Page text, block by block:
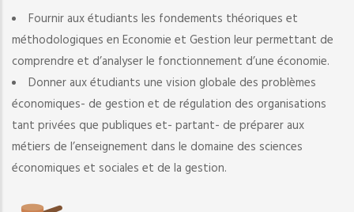
Fournir aux étudiants les fondements théoriques et
méthodologiques en Economie et Gestion leur permettant de
comprendre et d’analyser le fonctionnement d’une économie.
Donner aux étudiants une vision globale des problèmes
économiques- de gestion et de régulation des organisations
tant privées que publiques et- partant- de préparer aux
métiers de l’enseignement dans le domaine des sciences
économiques et sociales et de la gestion.